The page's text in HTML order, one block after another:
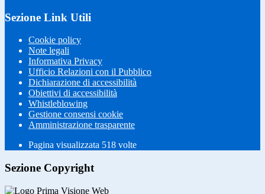
Sezione Link Utili
Cookie policy
Note legali
Informativa Privacy
Ufficio Relazioni con il Pubblico
Dichiarazione di accessibilità
Obiettivi di accessibilità
Whistleblowing
Gestione consensi cookie
Amministrazione trasparente
Pagina visualizzata 518 volte
Sezione Copyright